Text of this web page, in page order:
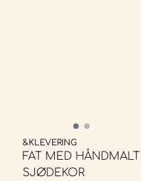
&KLEVERING
FAT MED HÅNDMALT
SJØDEKOR